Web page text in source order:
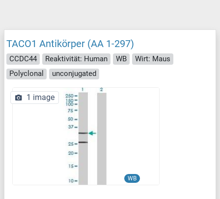
TACO1 Antikörper (AA 1-297)
CCDC44 Reaktivität: Human WB
Wirt: Maus
Polyclonal
unconjugated
WB
1 image